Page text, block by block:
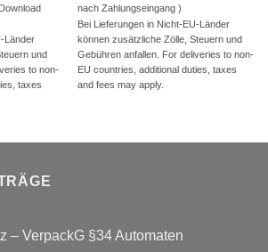
Länder
und
to non-
taxes
nach Zahlungseingang )
Bei Lieferungen in Nicht-EU-Länder
können zusätzliche Zölle, Steuern und
Gebühren anfallen. For deliveries to non-
EU countries, additional duties, taxes
and fees may apply.
– VerpackG §34 Automaten